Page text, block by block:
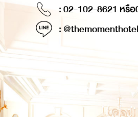
: 02-102-8621 หรือ
: @themomenthotel